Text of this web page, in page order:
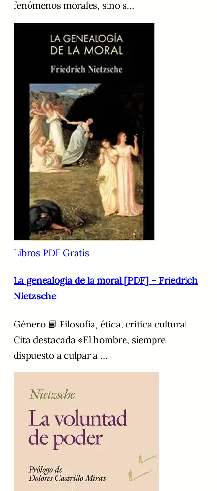
fenómenos morales, sino s…
Libros PDF Gratis
La genealogía de la moral [PDF] – Friedrich
Nietzsche
Género 📘 Filosofía, ética, crítica cultural
Cita destacada «El hombre, siempre
dispuesto a culpar a …